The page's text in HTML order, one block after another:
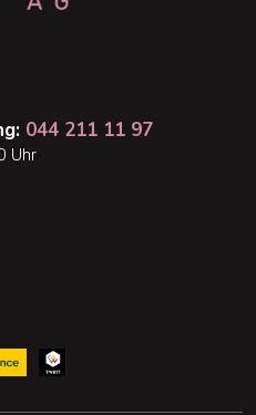
044 211 11 97
Uhr